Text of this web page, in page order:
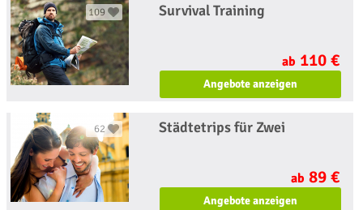
109 Survival Training
ab 110 €
Angebote anzeigen
62 Städtetrips für Zwei
ab 89 €
Angebote anzeigen